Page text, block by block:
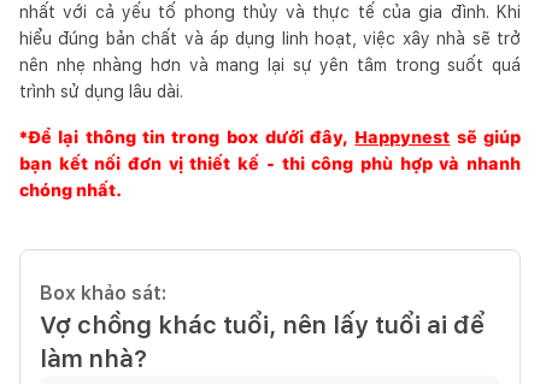
nhất với cả yếu tố phong thủy và thực tế của gia đình. Khi
hiểu đúng bản chất và áp dụng linh hoạt, việc xây nhà sẽ trở
nên nhẹ nhàng hơn và mang lại sự yên tâm trong suốt quá
trình sử dụng lâu dài.
*Để lại thông tin trong box dưới đây, Happynest sẽ giúp
bạn kết nối đơn vị thiết kế - thi công phù hợp và nhanh
chóng nhất.
Box khảo sát:
Vợ chồng khác tuổi, nên lấy tuổi ai để
làm nhà?